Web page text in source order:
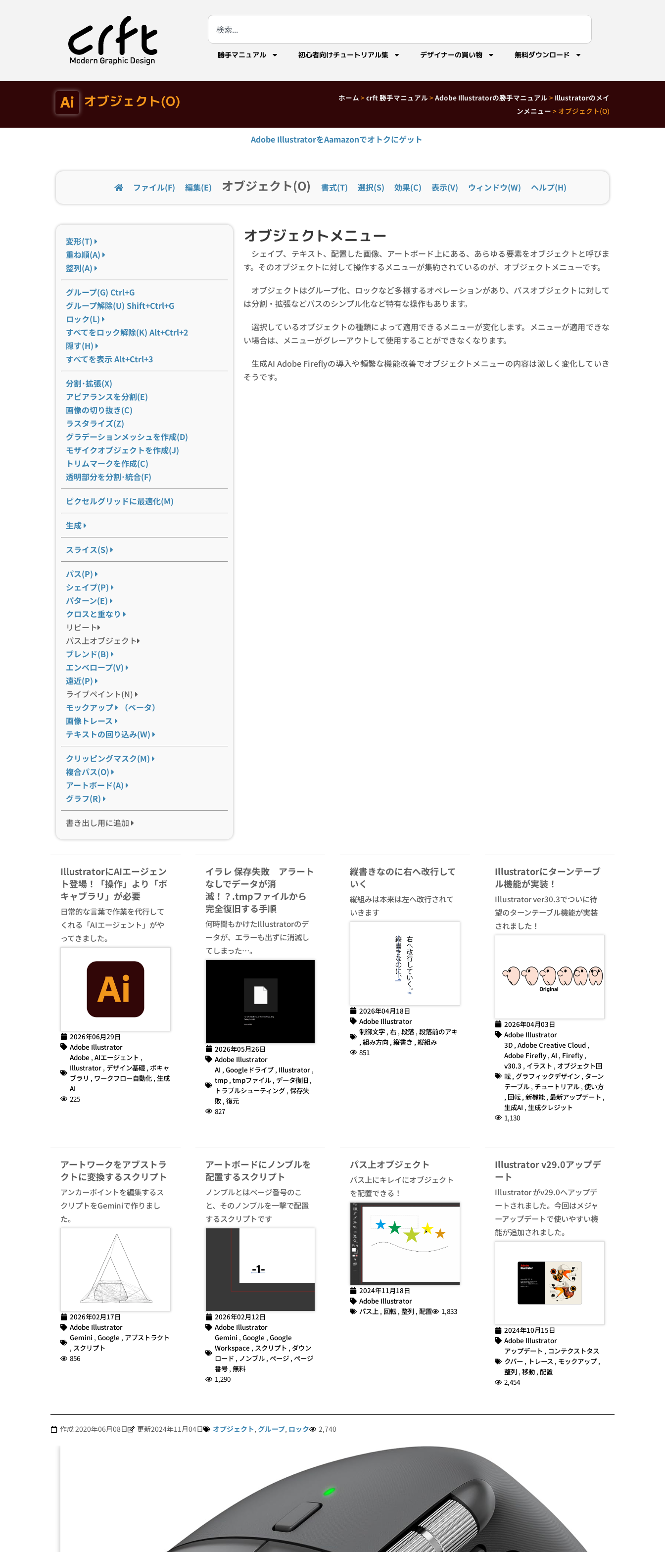
勝手マニュアル 初心者向けチュートリアル集 デザイナーの買い物 無料ダウンロード
オブジェクト(O) ホーム >crft 勝手マニュアル >Adobe Illustratorの勝手マニュアル > Illustratorのメイ
ンメニュー > オブジェクト(O)
Adobe IllustratorをAamazonでオトクにゲット
ファイル(F) 編集(E) オブジェクト(O) 書式(T) 選択(S) 効果(C) 表示(V) ウィンドウ(W) ヘルプ(H)
変形(T)
重ね順(A)
整列(A)
グループ(G) Ctrl+G
グループ解除(U) Shift+Ctrl+G
ロック(L)
すべてをロック解除(K) Alt+Ctrl+2
隠す(H)
すべてを表示 Alt+Ctrl+3
分割･拡張(X)
アピアランスを分割(E)
画像の切り抜き(C)
ラスタライズ(Z)
グラデーションメッシュを作成(D)
モザイクオブジェクトを作成(J)
トリムマークを作成(C)
透明部分を分割･統合(F)
ピクセルグリッドに最適化(M)
生成
スライス(S)
パス(P)
シェイプ(P)
パターン(E)
クロスと重なり
リピート
パス上オブジェクト
ブレンド(B)
エンベロープ(V)
遠近(P)
ライブペイント(N)
モックアップ
（ベータ）
画像トレース
テキストの回り込み(W)
クリッピングマスク(M)
複合パス(O)
アートボード(A)
グラフ(R)
書き出し用に追加
オブジェクトメニュー
シェイプ、テキスト、配置した画像、アートボード上にある、あらゆる要素をオブジェクトと呼びま
す。そのオブジェクトに対して操作するメニューが集約されているのが、オブジェクトメニューです。
オブジェクトはグループ化、ロックなど多様するオペレーションがあり、パスオブジェクトに対して
は分割・拡張などパスのシンプル化など特有な操作もあります。
選択しているオブジェクトの種類によって適用できるメニューが変化します。メニューが適用できな
い場合は、メニューがグレーアウトして使用することができなくなります。
生成AI Adobe Fireflyの導入や頻繁な機能改善でオブジェクトメニューの内容は激しく変化していき
そうです。
IllustratorにAIエージェン
ト登場！「操作」より「ボ
キャブラリ」が必要
日常的な言葉で作業を代行して
くれる「AIエージェント」がや
ってきました。
2026年06月29日
Adobe Illustrator
Adobe , AIエージェント ,
Illustrator , デザイン基礎 , ボキャ
ブラリ , ワークフロー自動化 , 生成
AI
225
イラレ 保存失敗 アラート
なしでデータが消
滅！？.tmpファイルから
完全復旧する手順
何時間もかけたIllustratorのデ
ータが、エラーも出ずに消滅し
てしまった…。
2026年05月26日
Adobe Illustrator
AI , Googleドライブ, Illustrator,
tmp, tmpファイル, データ復旧 ,
トラブルシューティング, 保存失
敗, 復元
827
縦書きなのに右へ改行して
いく
縦組みは本来は左へ改行されて
いきます
2026年04月18日
Adobe Illustrator
制御文字 , 右 , 段落 , 段落前のアキ
, 組み方向 , 縦書き , 縦組み
851
Illustratorにターンテーブ
ル機能が実装！
Illustrator ver30.3でついに待
望のターンテーブル機能が実装
されました！
2026年04月03日
Adobe Illustrator
3D, Adobe Creative Cloud,
Adobe Firefly, AI , Firefly,
v30.3 , イラスト , オブジェクト回
転, グラフィックデザイン, ターン
テーブル, チュートリアル, 使い方
, 回転, 新機能, 最新アップデート ,
生成AI , 生成クレジット
1,130
アートワークをアブストラ
クトに変換するスクリプト
アンカーポイントを編集するス
クリプトをGeminiで作りまし
た。
2026年02月17日
Adobe Illustrator
Gemini , Google , アブストラクト
, スクリプト
856
アートボードにノンブルを
配置するスクリプト
ノンブルとはページ番号のこ
と、そのノンブルを一撃で配置
するスクリプトです
2026年02月12日
Adobe Illustrator
Gemini , Google , Google
Workspace , スクリプト , ダウン
ロード , ノンブル, ページ, ページ
番号, 無料
1,290
パス上オブジェクト
パス上にキレイにオブジェクト
を配置できる！
2024年11月18日
Adobe Illustrator
パス上 , 回転 , 整列 , 配置 1,833
Illustrator v29.0アップデ
ート
Illustrator がv29.0へアップデ
ートされました。今回はメジャ
ーアップデートで使いやすい機
能が追加されました。
2024年10月15日
Adobe Illustrator
アップデート , コンテクストタス
クバー, トレース , モックアップ,
整列, 移動, 配置
2,454
作成2020年06月08日 更新2024年11月04日 オブジェクト, グループ, ロック 2,740